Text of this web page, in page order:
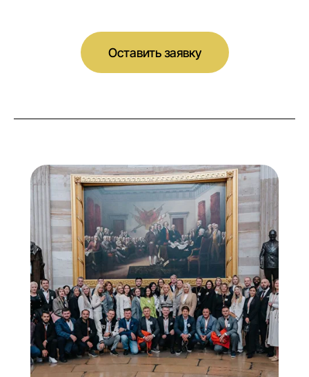
Оставить заявку